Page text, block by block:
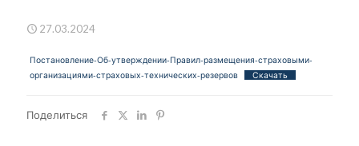
27.03.2024
Постановление-Об-утверждении-Правил-размещения-страховыми-
организациями-страховых-технических-резервов
Скачать
Поделиться